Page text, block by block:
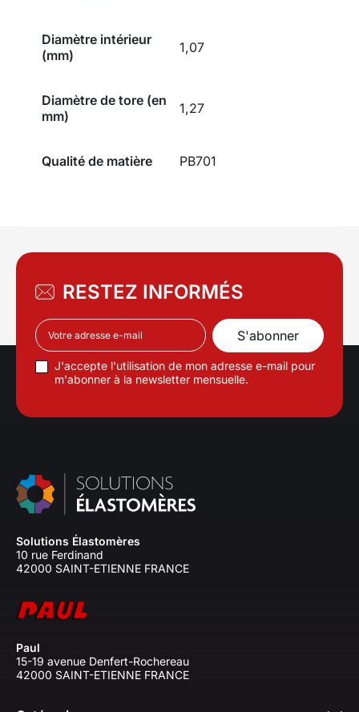
Diamètre intérieur
(mm)
1,07
Diamètre de tore (en
mm)
1,27
Qualité de matière PB701
RESTEZ INFORMÉS
J'accepte l'utilisation de mon adresse e-mail pour
m'abonner à la newsletter mensuelle.
Solutions Élastomères
10 rue Ferdinand
42000 SAINT-ETIENNE FRANCE
Paul
15-19 avenue Denfert-Rochereau
42000 SAINT-ETIENNE FRANCE